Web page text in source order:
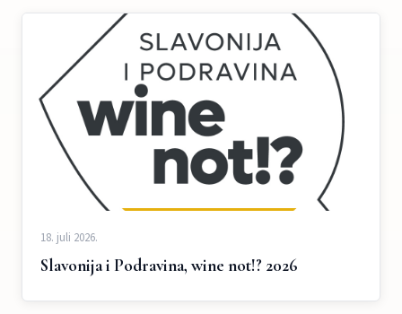
18. juli 2026.
Slavonija i Podravina, wine not!? 2026